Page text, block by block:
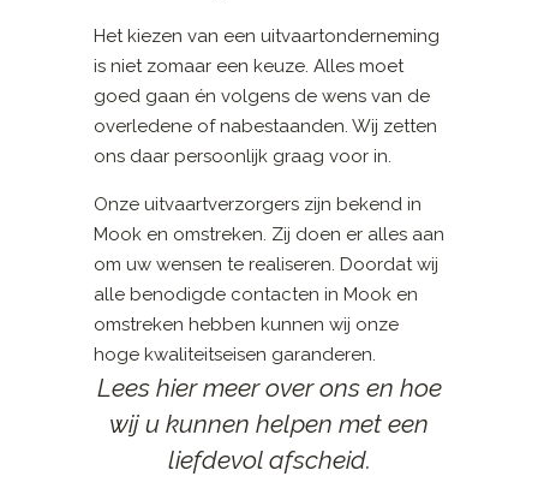
Het kiezen van een uitvaartonderneming
is niet zomaar een keuze. Alles moet
goed gaan én volgens de wens van de
overledene of nabestaanden. Wij zetten
ons daar persoonlijk graag voor in.
Onze uitvaartverzorgers zijn bekend in
Mook en omstreken. Zij doen er alles aan
om uw wensen te realiseren. Doordat wij
alle benodigde contacten in Mook en
omstreken hebben kunnen wij onze
hoge kwaliteitseisen garanderen.
Lees hier meer over ons en hoe
wij u kunnen helpen met een
liefdevol afscheid.